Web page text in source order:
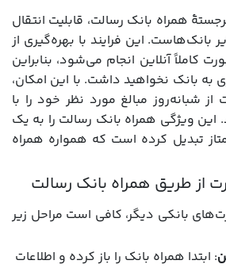
همراه بانک رسالت، قابلیت انتقال
این فرایند با بهره‌گیری از
آنلاین انجام می‌شود، بنابراین
به بانک نخواهید داشت. با این امکان،
شبانه‌روز مبالغ مورد نظر خود را با
این ویژگی همراه بانک رسالت را به یک
تبدیل کرده است که همواره همراه
از طریق همراه بانک رسالت
بانکی دیگر، کافی است مراحل زیر
: ابتدا همراه بانک را باز کرده و اطلاعات